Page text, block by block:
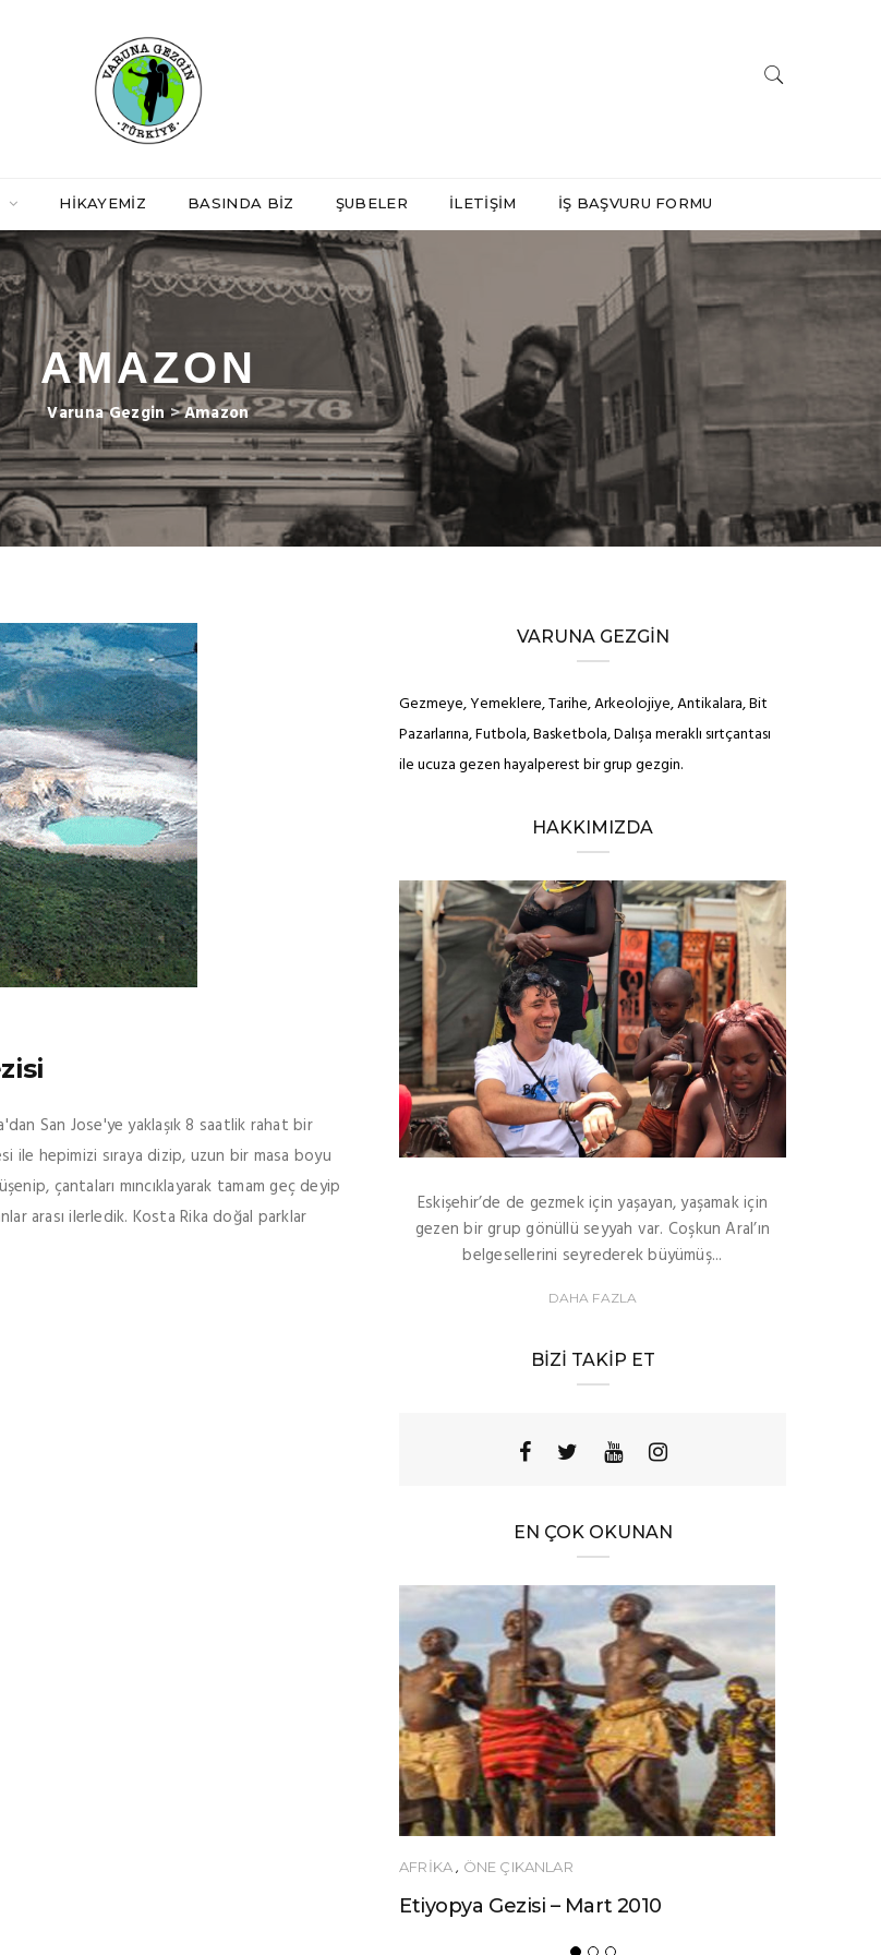
HIKAYEMIZ BASINDA BIZ ŞUBELER İLETIŞIM İŞ BAŞVURU FORMU
AMAZON
Varuna Gezgin>Amazon
San Jose'ye yaklaşık 8 saatlik rahat bir
ile hepimizi sıraya dizip, uzun bir masa boyu
çantaları mıncıklayarak tamam geç deyip
arası ilerledik. Kosta Rika doğal parklar
VARUNA GEZGIN
Gezmeye, Yemeklere, Tarihe, Arkeolojiye, Antikalara, Bit
Pazarlarına, Futbola, Basketbola, Dalışa meraklı sırtçantası
ile ucuza gezen hayalperest bir grup gezgin.
HAKKIMIZDA
Eskişehir’de de gezmek için yaşayan, yaşamak için
gezen bir grup gönüllü seyyah var. Coşkun Aral’ın
belgesellerini seyrederek büyümüş...
DAHA FAZLA
BIZI TAKIP ET
EN ÇOK OKUNAN
AFRIKA, ÖNE ÇIKANLAR
Etiyopya Gezisi – Mart 2010